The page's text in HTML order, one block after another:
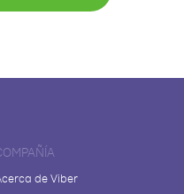
de Viber